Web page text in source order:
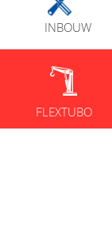
INBOUW
FLEXTUBO